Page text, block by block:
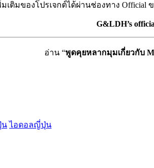
ติมของโปรเจกต์ได้ผ่านช่องทาง Official
G&LDH’s
อ่าน “พูดคุยหลากมุมเกี่ยวกับ
น ไอดอลญี่ปุ่น